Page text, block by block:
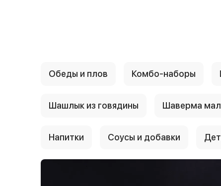
Обеды и плов Комбо-наборы
Шашлык из говядины Шаверма
Напитки Соусы и добавки